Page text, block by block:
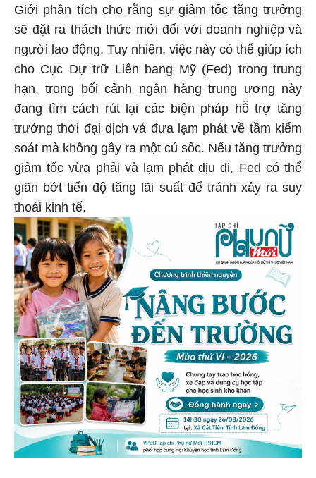
Giới phân tích cho rằng sự giảm tốc tăng trưởng
sẽ đặt ra thách thức mới đối với doanh nghiệp và
người lao động. Tuy nhiên, việc này có thể giúp ích
cho Cục Dự trữ Liên bang Mỹ (Fed) trong trung
hạn, trong bối cảnh ngân hàng trung ương này
đang tìm cách rút lại các biện pháp hỗ trợ tăng
trưởng thời đại dịch và đưa lạm phát về tầm kiểm
soát mà không gây ra một cú sốc. Nếu tăng trưởng
giảm tốc vừa phải và lạm phát dịu đi, Fed có thể
giãn bớt tiến độ tăng lãi suất để tránh xảy ra suy
thoái kinh tế.